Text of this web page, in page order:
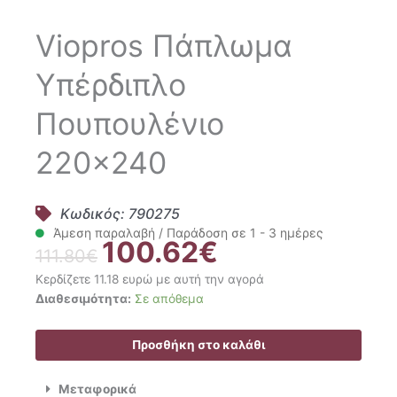
Viopros Πάπλωμα
Υπέρδιπλο
Πουπουλένιο
220×240
Κωδικός: 790275
Άμεση παραλαβή / Παράδοση σε 1 - 3 ημέρες
111.80€ Original
price
was:
111.80€.
100.62€
τρέχουσα
τιμή
100.62€.
Κερδίζετε 11.18 ευρώ με αυτή την αγορά
Διαθεσιμότητα: Σε απόθεμα
Viopros
Πουπουλένιο
Προσθήκη στο καλάθι
Μεταφορικά